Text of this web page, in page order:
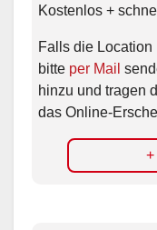
Kostenlos +
Falls die
bitte per Mail
hinzu und tragen
das Online-